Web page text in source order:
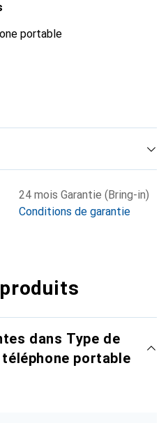
portable
24 mois Garantie (Bring-in)
Conditions de garantie
dans Type de
portable